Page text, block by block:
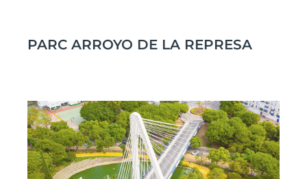
PARC ARROYO DE LA REPRESA